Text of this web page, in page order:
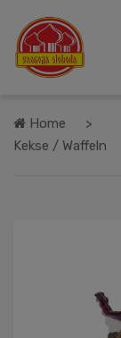
Home
Kekse / Waffeln